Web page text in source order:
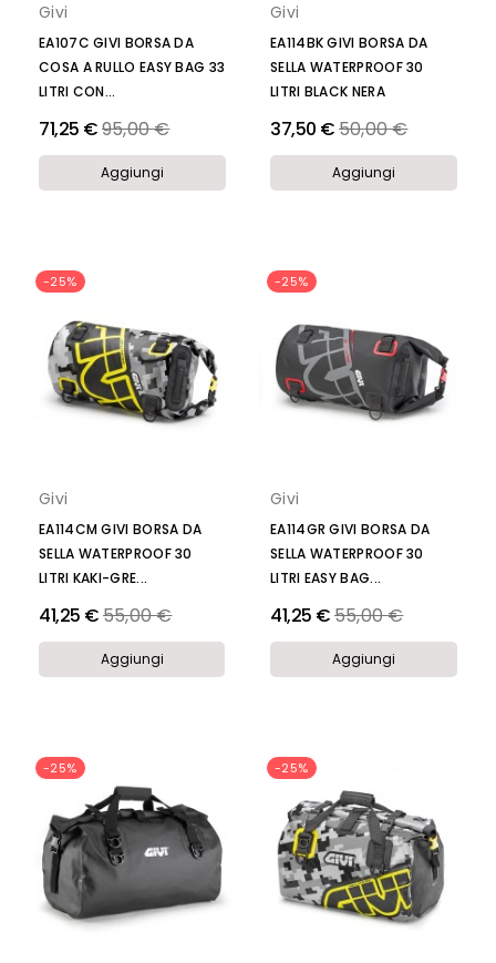
Givi
EA107C GIVI BORSA DA
COSA A RULLO EASY BAG 33
LITRI CON...
71,25 €Prezzo
95,00 €
Aggiungi
Givi
EA114BK GIVI BORSA DA
SELLA WATERPROOF 30
LITRI BLACK NERA
37,50 €Prezzo
50,00 €
Aggiungi
-25%
Givi
EA114CM GIVI BORSA DA
SELLA WATERPROOF 30
LITRI KAKI-GRE...
41,25 €Prezzo
55,00 €
Aggiungi
-25%
Givi
EA114GR GIVI BORSA DA
SELLA WATERPROOF 30
LITRI EASY BAG...
41,25 €Prezzo
55,00 €
Aggiungi
-25% -25%